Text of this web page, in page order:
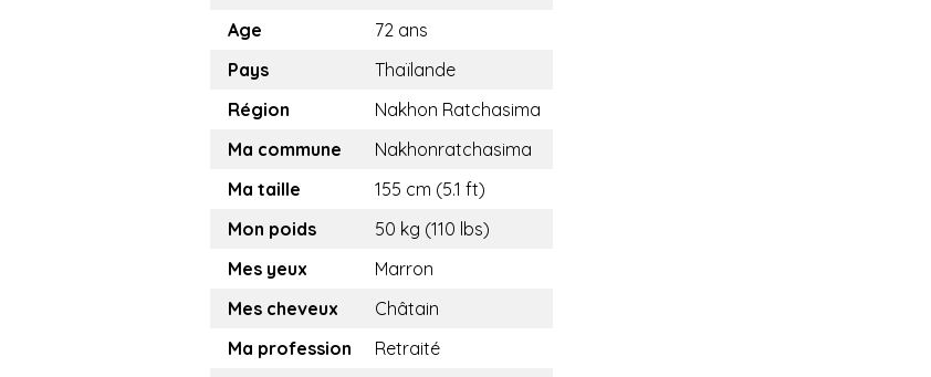
Age
72 ans
Pays
Thaïlande
Région
Nakhon Ratchasima
Ma commune
Nakhonratchasima
Ma taille
155 cm (5.1 ft)
Mon poids
50 kg (110 lbs)
Mes yeux
Marron
Mes cheveux
Châtain
Ma profession
Retraité